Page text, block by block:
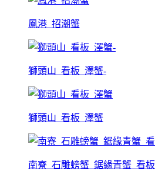
鳳港_招潮蟹
獅頭山_看板_澤蟹-
獅頭山_看板_澤蟹
南寮_石雕螃蟹_鋸緣青蟹_看板